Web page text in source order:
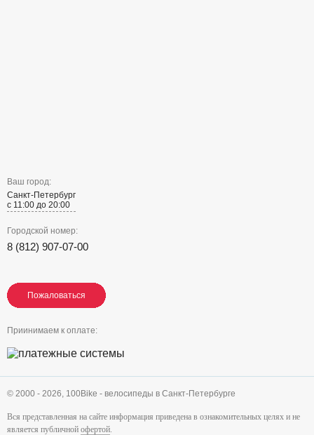
Ваш город:
Санкт-Петербург
с 11:00 до 20:00
Городской номер:
8 (812) 907-07-00
Пожаловаться
Пожаловаться
Пожаловаться
Приинимаем к оплате:
© 2000 - 2026, 100Bike - велосипеды в Санкт-Петербурге
Вся представленная на сайте информация приведена в ознакомительных целях и не
является публичной офертой.